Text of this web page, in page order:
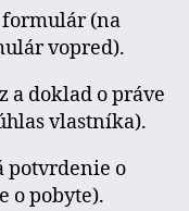
(na
vopred).
a doklad o práve
vlastníka).
potvrdenie o
o pobyte).